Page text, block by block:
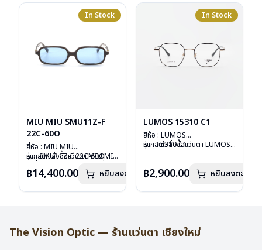
In Stock
MIU MIU SMU11Z-F
22C-60O
ยี่ห้อ : MIU MIU
รุ่น : SMU11Z-F 22C-60O
เลนส์ : กันแดดสีฟ้า
น้ำหนัก : 24 กรัม
หากสนใจสั่งชื้อแว่นตา MIU MIU
ลงไว้กรุณาติดต่อเรา
คลิก
฿14,400.00 หยิบลงตะกร้า
In Stock
LUMOS 15310 C1
ยี่ห้อ : LUMOS
รุ่น : 15310 C1
บานพับ : ไม่มีสปริง
อุปกรณ์ : กล่องแว่น , ผ้าเช็ดแว่น
หากสนใจสั่งชื้อแว่นตา LUMOS
฿2,900.00 หยิบลงตะกร้า
The Vision Optic — ร้านแว่นตา เชียงใหม่